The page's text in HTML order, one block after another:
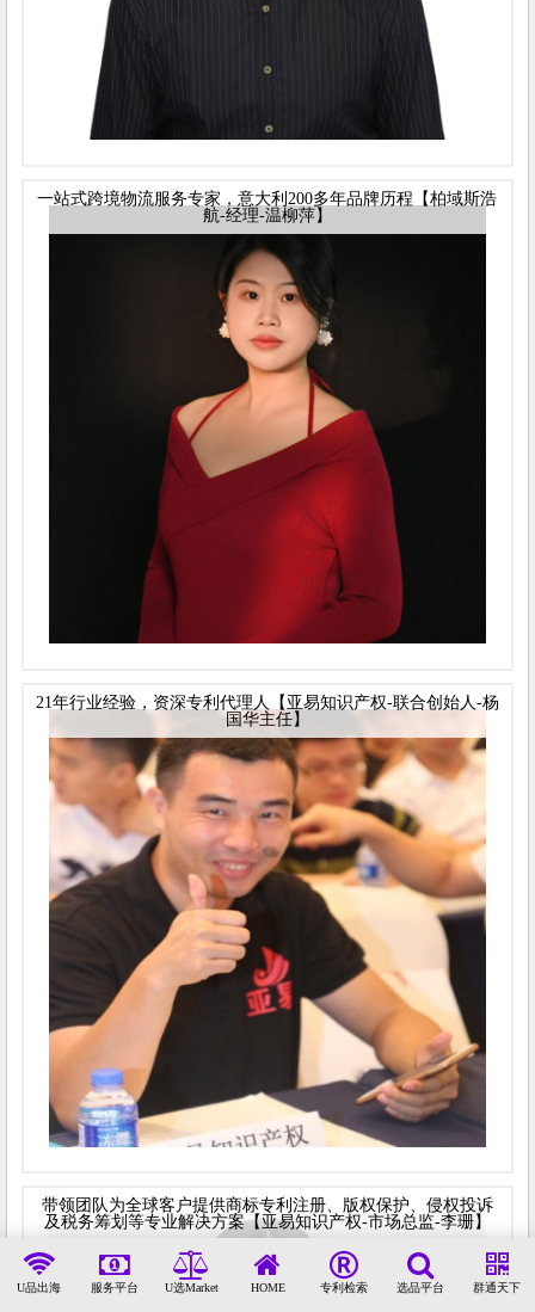
一站式跨境物流服务专家，意大利200多年品牌历程【柏域斯浩
航-经理-温柳萍】
21年行业经验，资深专利代理人【亚易知识产权-联合创始人-杨
国华主任】
带领团队为全球客户提供商标专利注册、版权保护、侵权投诉
及税务筹划等专业解决方案【亚易知识产权-市场总监-李珊】
U品出海 服务平台 U选Market HOME 专利检索 选品平台 群通天下